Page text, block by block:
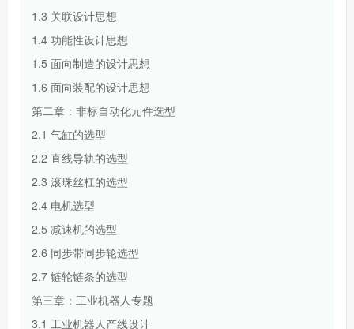
1.3 关联设计思想
1.4 功能性设计思想
1.5 面向制造的设计思想
1.6 面向装配的设计思想
第二章：非标自动化元件选型
2.1 气缸的选型
2.2 直线导轨的选型
2.3 滚珠丝杠的选型
2.4 电机选型
2.5 减速机的选型
2.6 同步带同步轮选型
2.7 链轮链条的选型
第三章：工业机器人专题
3.1 工业机器人产线设计